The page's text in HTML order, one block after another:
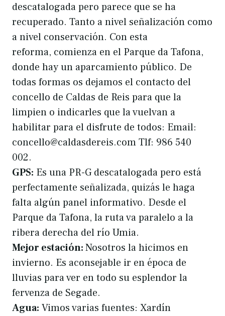
descatalogada pero parece que se ha
recuperado. Tanto a nivel señalización como
a nivel conservación. Con esta
reforma, comienza en el Parque da Tafona,
donde hay un aparcamiento público. De
todas formas os dejamos el contacto del
concello de Caldas de Reis para que la
limpien o indicarles que la vuelvan a
habilitar para el disfrute de todos: Email:
concello@caldasdereis.com Tlf: 986 540
002.
GPS: Es una PR-G descatalogada pero está
perfectamente señalizada, quizás le haga
falta algún panel informativo. Desde el
Parque da Tafona, la ruta va paralelo a la
ribera derecha del río Umia.
Mejor estación:Nosotros la hicimos en
invierno. Es aconsejable ir en época de
lluvias para ver en todo su esplendor la
fervenza de Segade.
Agua: Vimos varias fuentes: Xardín